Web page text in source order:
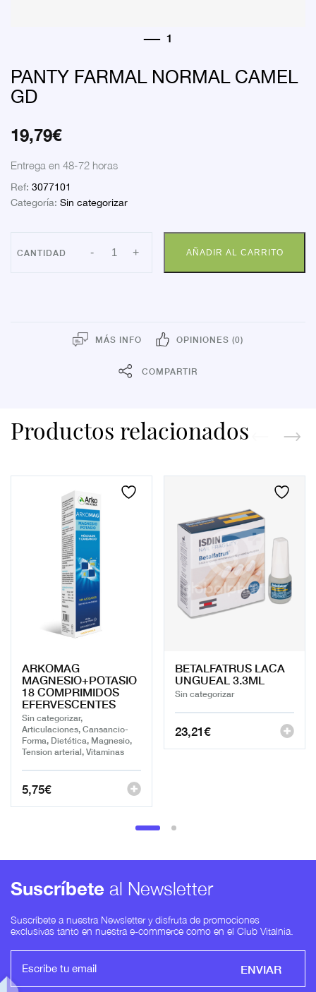
PANTY FARMAL NORMAL CAMEL
GD
19,79€
Entrega en 48-72 horas
Ref: 3077101
Categoría: Sin categorizar
- PANTY
FARMAL
+ AÑADIR AL CARRITO
MÁS INFO OPINIONES (0)
COMPARTIR
Productos relacionados
ARKOMAG
MAGNESIO+POTASIO
18 COMPRIMIDOS
EFERVESCENTES
Sin categorizar,
Articulaciones, Cansancio-
Forma, Dietética, Magnesio,
Tension arterial, Vitaminas
5,75€
BETALFATRUS LACA
UNGUEAL 3.3ML
Sin categorizar
23,21€
Suscríbete al Newsletter
Suscríbete a nuestra Newsletter y disfruta de promociones
exclusivas tanto en nuestra e-commerce como en el Club Vitalnia.
ENVIAR